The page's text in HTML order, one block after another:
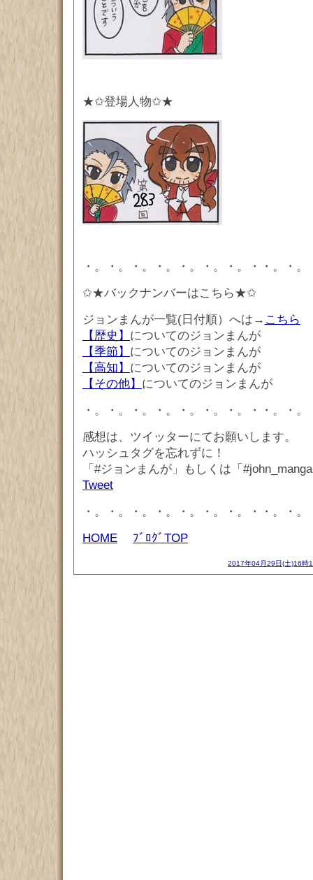
★✩登場人物✩★
・。・。・。・。・。・。・。・・。・
✩★バックナンバーはこちら★✩
ジョンまんが一覧(日付順）へは→ こちら
【歴史】 についてのジョンまんが
【季節】 についてのジョンまんが
【高知】 についてのジョンまんが
【その他】 についてのジョンまんが
・。・。・。・。・。・。・。・・。・
感想は、ツイッターにてお願いします。
ハッシュタグを忘れずに！
「#ジョンまんが」もしくは「
Tweet
・。・。・。・。・。・。・。・・。・
HOME
ﾌﾞﾛｸﾞTOP
2017年04月29日(土)16時